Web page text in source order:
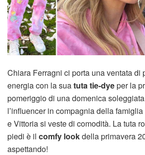
Chiara Ferragni ci porta una ventata di
energia con la suatuta tie-dyeper la
pomeriggio di una domenica
l’influencer in compagnia della
e Vittoria si veste di comodità. La tuta
piedi è il comfy lookdella primavera
aspettando!